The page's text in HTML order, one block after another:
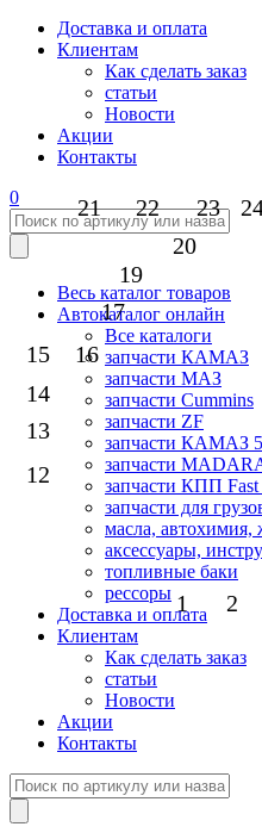
Доставка и оплата
Клиентам
Как сделать заказ
статьи
Новости
Акции
Контакты
0
Весь каталог товаров
Автокаталог онлайн
Все каталоги
запчасти КАМАЗ
запчасти МАЗ
запчасти Cummins
запчасти ZF
запчасти КАМАЗ
запчасти
запчасти КПП Fast
запчасти для
масла, автохимия,
аксессуары,
топливные баки
рессоры
Доставка и оплата
Клиентам
Как сделать заказ
статьи
Новости
Акции
Контакты
19
17
16
15
14
13
12
20
2
1
23
22
21